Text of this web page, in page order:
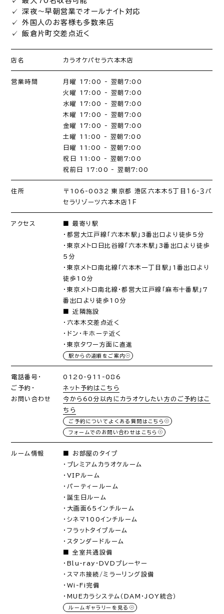
✓ 深夜〜早朝営業でオールナイト対応
✓ 外国人のお客様も多数来店
✓ 飯倉片町交差点近く
店名 カラオケパセラ六本木店
営業時間
月曜 17:00 - 翌朝7:00
火曜 17:00 - 翌朝7:00
水曜 17:00 - 翌朝7:00
木曜 17:00 - 翌朝7:00
金曜 17:00 - 翌朝7:00
土曜 11:00 - 翌朝7:00
日曜 11:00 - 翌朝7:00
祝日 11:00 - 翌朝7:00
祝前日 17:00 - 翌朝7:00
住所
〒106-0032 東京都 港区六本木５丁目１６-３パ
セラリゾーツ六本木店１Ｆ
アクセス
■ 最寄り駅
・都営大江戸線「六本木駅」3番出口より徒歩5分
・東京メトロ日比谷線「六本木駅」3番出口より徒歩
5分
・東京メトロ南北線「六本木一丁目駅」1番出口より
徒歩10分
・東京メトロ南北線・都営大江戸線「麻布十番駅」7
番出口より徒歩10分
■ 近隣施設
・六本木交差点近く
・ドン・キホーテ近く
・東京タワー方面に直進
駅からの道順をご案内
電話番号・
ご予約・
お問い合わせ
0120-911-086
ネット予約はこちら
今から60分以内にカラオケしたい方のご予約はこ
ちら
ご予約についてよくある質問はこちら
フォームでのお問い合わせはこちら
ルーム情報
■ お部屋のタイプ
・プレミアムカラオケルーム
・VIPルーム
・パーティールーム
・誕生日ルーム
・大画面65インチルーム
・シネマ100インチルーム
・フラットタイプルーム
・スタンダードルーム
■ 全室共通設備
・Blu-ray・DVDプレーヤー
・スマホ接続/ミラーリング設備
・Wi-Fi完備
・MUEカラシステム（DAM・JOY統合）
ルームギャラリーを見る